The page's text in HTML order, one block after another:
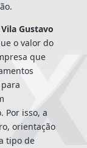
Gustavo
o valor do
que
Por isso, a
orientação
tipo de